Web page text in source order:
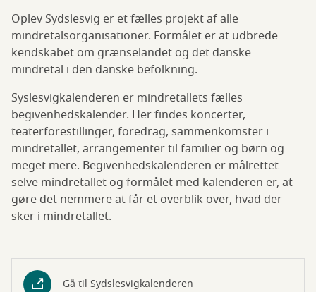
Oplev Sydslesvig er et fælles projekt af alle
mindretalsorganisationer. Formålet er at udbrede
kendskabet om grænselandet og det danske
mindretal i den danske befolkning.
Syslesvigkalenderen er mindretallets fælles
begivenhedskalender. Her findes koncerter,
teaterforestillinger, foredrag, sammenkomster i
mindretallet, arrangementer til familier og børn og
meget mere. Begivenhedskalenderen er målrettet
selve mindretallet og formålet med kalenderen er, at
gøre det nemmere at får et overblik over, hvad der
sker i mindretallet.
Gå til Sydslesvigkalenderen